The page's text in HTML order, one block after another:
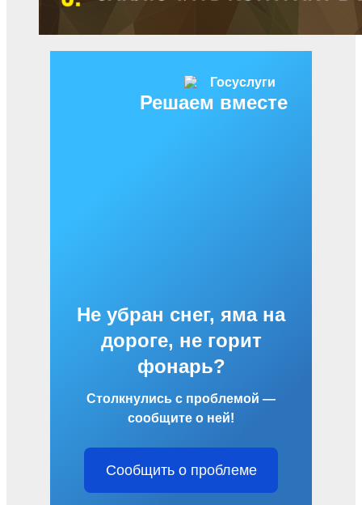
Решаем вместе
Не убран снег, яма на
дороге, не горит
фонарь?
Столкнулись с проблемой —
сообщите о ней!
Сообщить о проблеме